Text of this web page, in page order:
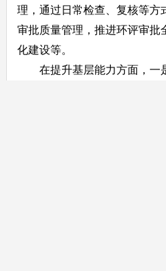
理，通过日常检查、复核等方
审批质量管理，推进环评审批
化建设等。
在提升基层能力方面，一